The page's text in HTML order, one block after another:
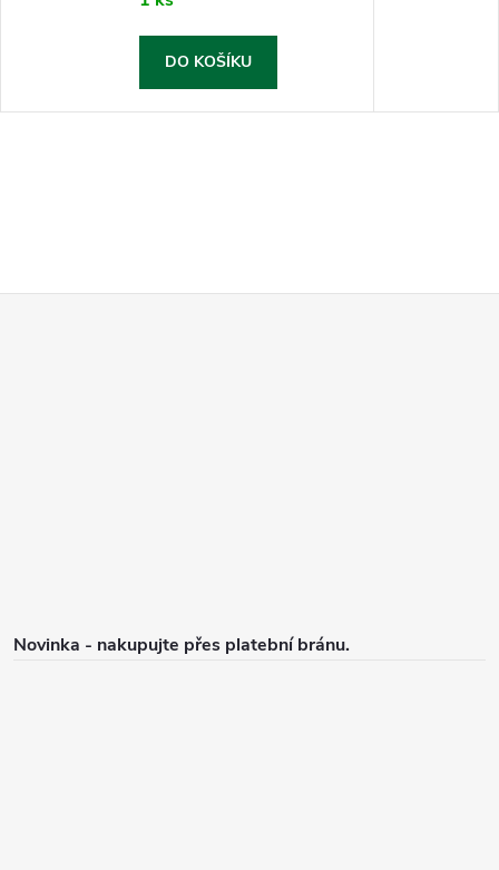
DO KOŠÍKU
Novinka - nakupujte přes platební bránu.